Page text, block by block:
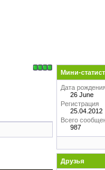
Мини-
Дата
26 June
Регистрация
25.04.2012
Всего
987
Друзья